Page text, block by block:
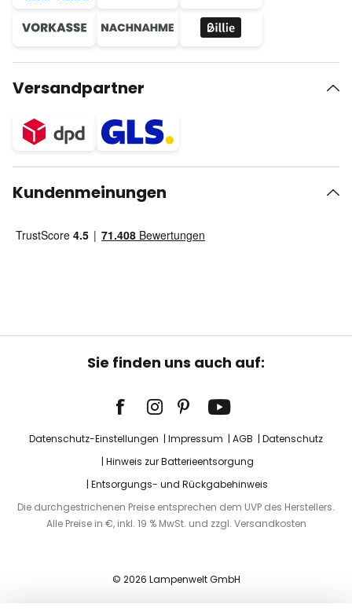
Versandpartner
Kundenmeinungen
Sie finden uns auch auf:
Datenschutz-Einstellungen Impressum AGB
Datenschutz
Hinweis zur Batterieentsorgung
Entsorgungs- und Rückgabehinweis
Die durchgestrichenen Preise entsprechen dem UVP des Herstellers.
Alle Preise in €, inkl. 19 % MwSt. und zzgl. Versandkosten
© 2026 Lampenwelt GmbH